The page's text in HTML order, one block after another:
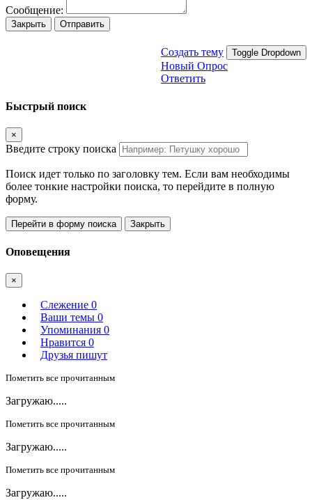
Сообщение:
Закрыть Отправить
Создать тему Toggle Dropdown
Новый Опрос
Ответить
Быстрый поиск
×
Введите строку поиска
Поиск идет только по заголовку тем. Если вам необходимы
более тонкие настройки поиска, то перейдите в полную
форму.
Перейти в форму поиска Закрыть
Оповещения
×
Слежение 0
Ваши темы 0
Упоминания 0
Нравится 0
Друзья пишут
Пометить все прочитанным
Загружаю.....
Пометить все прочитанным
Загружаю.....
Пометить все прочитанным
Загружаю.....